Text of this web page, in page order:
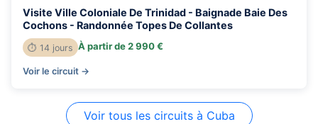
Visite Ville Coloniale De Trinidad - Baignade Baie Des
Cochons - Randonnée Topes De Collantes
⏱ 14 jours À partir de 2 990 €
Voir le circuit →
Voir tous les circuits à Cuba